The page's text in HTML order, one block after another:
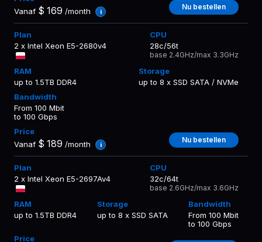
Vanaf $ 169 /month i
Nu bestellen
2 x Intel Xeon E5-2680v4 28c/56t
base 2.4GHz/max 3.3GHz
up to 1.5TB DDR4 up to 8 x SSD SATA / NVMe
From 100 Mbit
to 100 Gbps
Vanaf $ 189 /month i
Nu bestellen
2 x Intel Xeon E5-2697Av4 32c/64t
base 2.6GHz/max 3.6GHz
up to 1.5TB DDR4 up to 8 x SSD SATA
From 100 Mbit
to 100 Gbps